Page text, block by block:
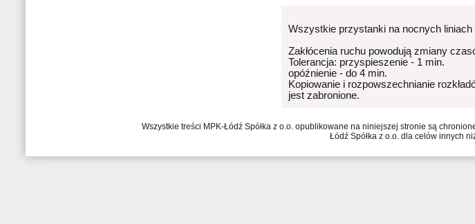
Wszystkie przystanki na nocnych
Zakłócenia ruchu powodują zmiany
Tolerancja: przyspieszenie - 1 min.
opóźnienie - do 4 min.
Kopiowanie i rozpowszechnianie
jest zabronione.
Wszystkie treści MPK-Łódź Spółka z o.o. opublikowane na niniejszej stronie są
Łódź Spółka z o.o. dla celów innych